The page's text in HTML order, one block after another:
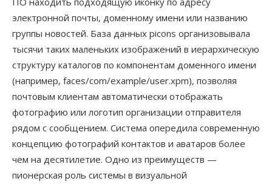
электронной почты, доменному имени или названию
группы новостей. База данных picons организовывала
тысячи таких маленьких изображений в иерархическую
структуру каталогов по компонентам доменного имени
(например, faces/com/example/user.xpm), позволяя
почтовым клиентам автоматически отображать
фотографию или логотип организации отправителя
рядом с сообщением. Система опередила современную
концепцию фотографий контактов и аватаров более
чем на десятилетие. Одно из преимуществ —
пионерская роль системы в визуальной